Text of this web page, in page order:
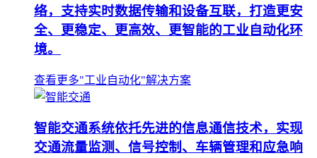
络，支持实时数据传输和设备互联，打造更安
全、更稳定、更高效、更智能的工业自动化环
境。
查看更多"工业自动化"解决方案
智能交通系统依托先进的信息通信技术，实现
交通流量监测、信号控制、车辆管理和应急响